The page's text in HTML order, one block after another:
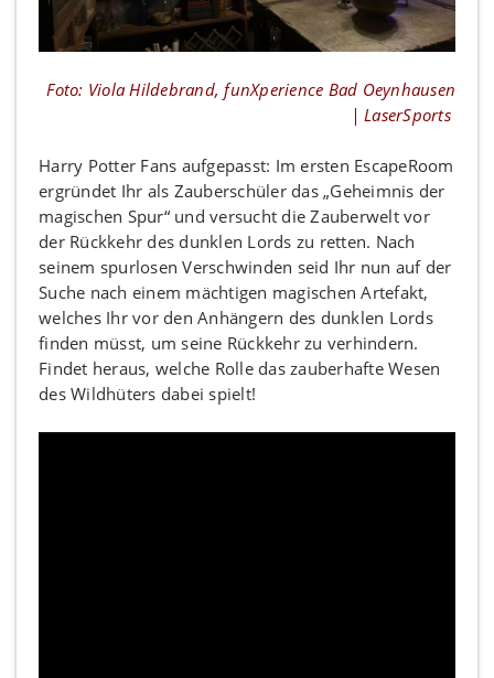
Foto: Viola Hildebrand, funXperience Bad Oeynhausen
| LaserSports
Harry Potter Fans aufgepasst: Im ersten EscapeRoom
ergründet Ihr als Zauberschüler das „Geheimnis der
magischen Spur“ und versucht die Zauberwelt vor
der Rückkehr des dunklen Lords zu retten. Nach
seinem spurlosen Verschwinden seid Ihr nun auf der
Suche nach einem mächtigen magischen Artefakt,
welches Ihr vor den Anhängern des dunklen Lords
finden müsst, um seine Rückkehr zu verhindern.
Findet heraus, welche Rolle das zauberhafte Wesen
des Wildhüters dabei spielt!